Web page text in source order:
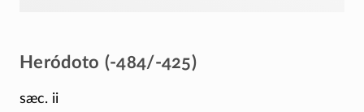
Heródoto (-484/-425)
sæc. ii